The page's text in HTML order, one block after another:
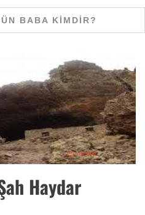
BABA KIMDIR?
Haydar